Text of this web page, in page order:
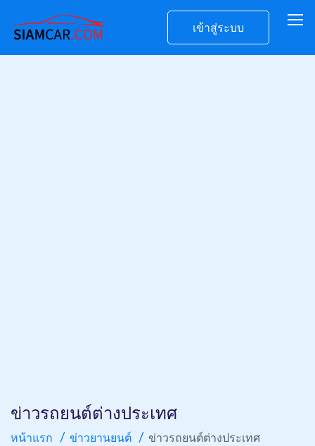
เข้าสู่ระบบ
ข่าวรถยนต์ต่างประเทศ
หน้าแรก ข่าวยานยนต์ ข่าวรถยนต์ต่างประเทศ